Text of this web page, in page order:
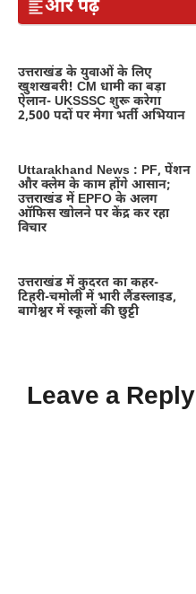
और पढ़ें
उत्तराखंड के युवाओं के लिए
खुशखबरी! CM धामी का बड़ा
ऐलान- UKSSSC शुरू करेगा
2,500 पदों पर मेगा भर्ती अभियान
Uttarakhand News : PF, पेंशन
और क्लेम के काम होंगे आसान;
उत्तराखंड में EPFO के अलग
ऑफिस खोलने पर केंद्र कर रहा
विचार
उत्तराखंड में कुदरत का कहर-
टिहरी-चमोली में भारी लैंडस्लाइड,
बागेश्वर में स्कूलों की छुट्टी
Leave a Reply